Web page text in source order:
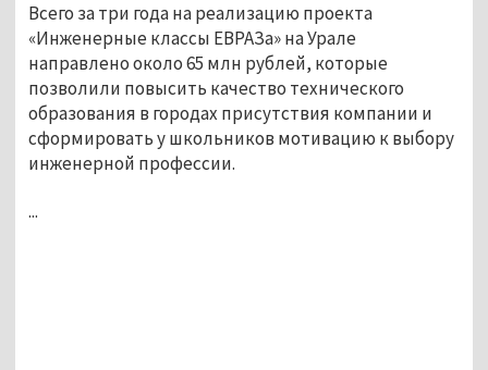
Всего за три года на реализацию проекта
«Инженерные классы ЕВРАЗа» на Урале
направлено около 65 млн рублей, которые
позволили повысить качество технического
образования в городах присутствия компании и
сформировать у школьников мотивацию к выбору
инженерной профессии.
...